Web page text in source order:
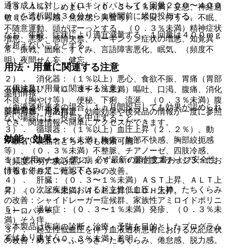
（３．４％）、めまい、（０．３〜１％未満）妄想、神経過
敏（いらいら感、焦燥感、興奮等）、不安、抑うつ、不眠、
不随意運動、頭がぼーっとする、（０．３％未満）精神症状
増悪、悪夢、感情失禁、パーキンソン症状の増悪、知覚異
常、振戦、固縮、すくみ、言語障害悪化、眠気、（頻度不
明）夜間せん妄、健忘。
２）． 消化器：（１％以上）悪心、食欲不振、胃痛（胃部
不快感等）、（０．３〜１％未満）嘔吐、口渇、腹痛、消化
不良（胸やけ等）、便秘、下痢、流涎、（０．３％未満）腹
部膨満感、舌あれ。
３）． 循環器：（１％以上）血圧上昇（２．２％）、動
悸、（０．３〜１％未満）胸痛（胸部不快感、胸部絞扼感
等）、（０．３％未満）不整脈、チアノーゼ、四肢冷感、
（頻度不明）狭心症。
４）． 肝臓：（０．３〜１％未満）ＡＳＴ上昇、ＡＬＴ上
昇、（０．３％未満）ＡＬＰ上昇、ＬＤＨ上昇。
５）． 過敏症：（０．３〜１％未満）発疹、（０．３％未
満）そう痒。
６）． 眼：（０．３％未満）羞明。
通常成人に対し、ドロキシドパとして１回量２００〜４００
ｍｇを透析開始３０分から１時間前に経口投与する。
なお、年齢、症状により適宜減量する。１回量は４００ｍｇ
を超えないこととする。
用法・用量に関連する注意
（用法及び用量に関連する注意）
〈血液透析患者の場合〉１ヵ月間投与しても効果が認められ
ない場合には、投与を中止すること。
効能・効果
１）． パーキンソン病＜Ｙａｈｒ重症度ステージ３＞にお
けるすくみ足、たちくらみの改善。
２）． 次記疾患における起立性低血圧、失神、たちくらみ
の改善：シャイドレーガー症候群、家族性アミロイドポリニ
ューロパチー。
３）． 起立性低血圧を伴う血液透析患者における次記症状
の改善：めまい・ふらつき・たちくらみ、倦怠感、脱力感。
薬剤情報
薬剤写真、用法用量、効能効果や後発品の情報が一度に参照
でき、関連情報へ簡単にアクセスができます。
一般名、製品名どちらでも検索可能！
※ ご使用いただく際に、必ず最新の添付文書および安全性
情報も併せてご確認下さい。
※本製品は疾病の診断・治療・予防を目的としたプログラム
ではありません。